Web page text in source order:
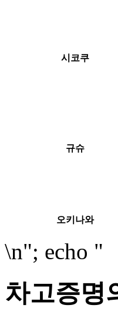
시코쿠
규슈
오키나와
\n"; echo "
차고증명